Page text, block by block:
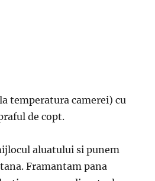
temperatura camerei) cu
de copt.
aluatului si punem
Framantam pana